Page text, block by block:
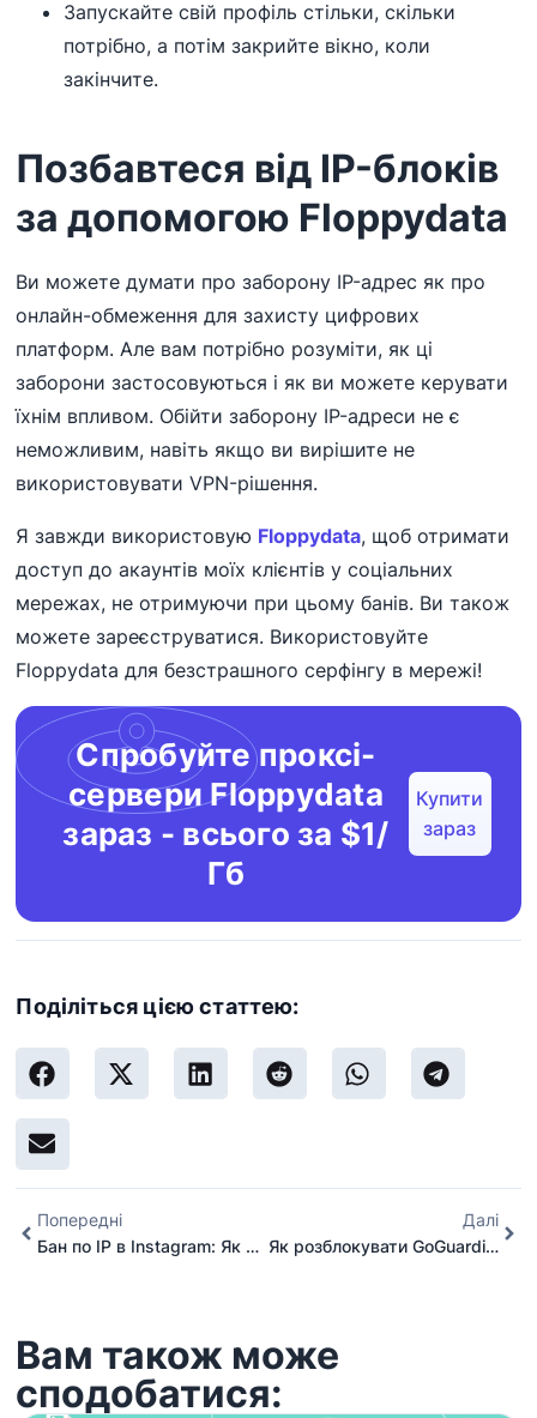
Запускайте свій профіль стільки, скільки
потрібно, а потім закрийте вікно, коли
закінчите.
Позбавтеся від IP-блоків
за допомогою Floppydata
Ви можете думати про заборону IP-адрес як про
онлайн-обмеження для захисту цифрових
платформ. Але вам потрібно розуміти, як ці
заборони застосовуються і як ви можете керувати
їхнім впливом. Обійти заборону IP-адреси не є
неможливим, навіть якщо ви вирішите не
використовувати VPN-рішення.
Я завжди використовую Floppydata, щоб отримати
доступ до акаунтів моїх клієнтів у соціальних
мережах, не отримуючи при цьому банів. Ви також
можете зареєструватися. Використовуйте
Floppydata для безстрашного серфінгу в мережі!
Спробуйте проксі-
сервери Floppydata
зараз - всього за $1/
Гб
Купити
зараз
Поділіться цією статтею:
Попередні
Бан по IP в Instagram: Як обійти блокування Instagram за допомогою проксі?
Далі
Як розблокувати GoGuardian за допомогою проксі?
Вам також може
сподобатися: